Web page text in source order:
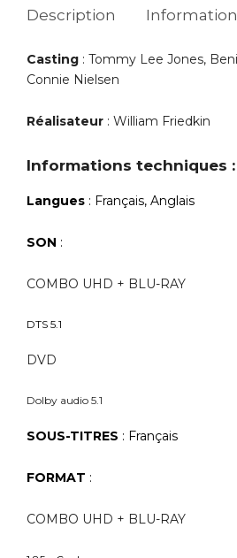
Description
Casting : Tommy Lee Jones,
Connie Nielsen
Réalisateur : William Friedkin
Informations techniques :
Langues : Français, Anglais
SON :
COMBO UHD + BLU-RAY
DTS 5.1
DVD
Dolby audio 5.1
SOUS-TITRES : Français
FORMAT :
COMBO UHD + BLU-RAY